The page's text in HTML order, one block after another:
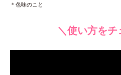
＊色味のこと
＼使い方をチ